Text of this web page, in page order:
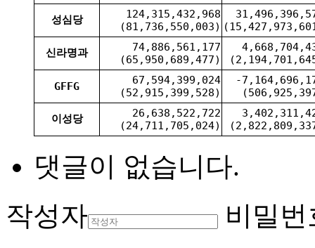
성심당
124,315,432,968
(81,736,550,003)
신라명과
74,886,561,177
(65,950,689,477)
GFFG
67,594,399,024
(52,915,399,528)
-
이성당
26,638,522,722
(24,711,705,024)
댓글이 없습니다.
작성자
비밀번